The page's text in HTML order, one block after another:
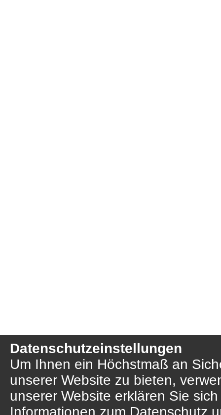
Datenschutzeinstellungen
Um Ihnen ein Höchstmaß an
unserer Website zu bieten,
unserer Website erklären Sie
Informationen zum Datenschutz